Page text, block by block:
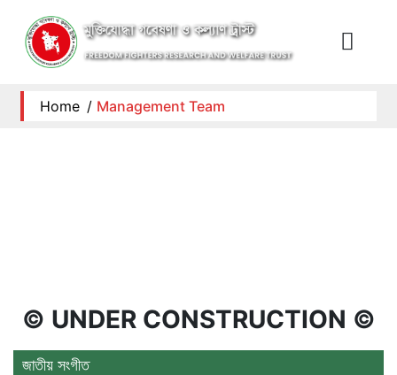
Home / Management Team
© UNDER CONSTRUCTION ©
জাতীয় সংগীত